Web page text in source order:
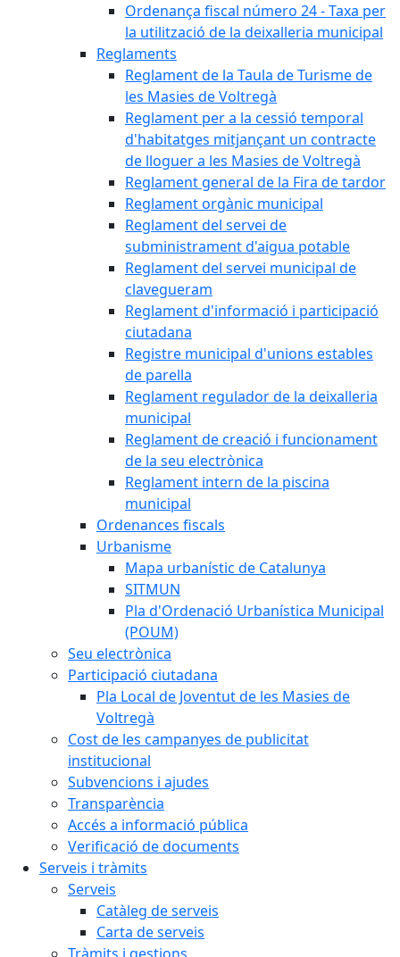
Ordenança fiscal número 24 - Taxa per
la utilització de la deixalleria municipal
Reglaments
Reglament de la Taula de Turisme de
les Masies de Voltregà
Reglament per a la cessió temporal
d'habitatges mitjançant un contracte
de lloguer a les Masies de Voltregà
Reglament general de la Fira de tardor
Reglament orgànic municipal
Reglament del servei de
subministrament d'aigua potable
Reglament del servei municipal de
clavegueram
Reglament d'informació i participació
ciutadana
Registre municipal d'unions estables
de parella
Reglament regulador de la deixalleria
municipal
Reglament de creació i funcionament
de la seu electrònica
Reglament intern de la piscina
municipal
Ordenances fiscals
Urbanisme
Mapa urbanístic de Catalunya
SITMUN
Pla d'Ordenació Urbanística Municipal
(POUM)
Seu electrònica
Participació ciutadana
Pla Local de Joventut de les Masies de
Voltregà
Cost de les campanyes de publicitat
institucional
Subvencions i ajudes
Transparència
Accés a informació pública
Verificació de documents
Serveis i tràmits
Serveis
Catàleg de serveis
Carta de serveis